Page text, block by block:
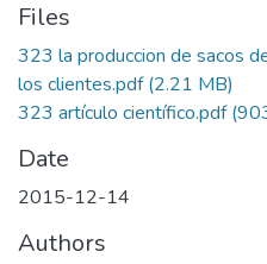
Files
323 la produccion de sacos
los clientes.pdf(2.21 MB)
323 artículo científico.pdf
Date
2015-12-14
Authors